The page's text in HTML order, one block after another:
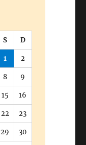
S D
1 2
8 9
15 16
22 23
29 30